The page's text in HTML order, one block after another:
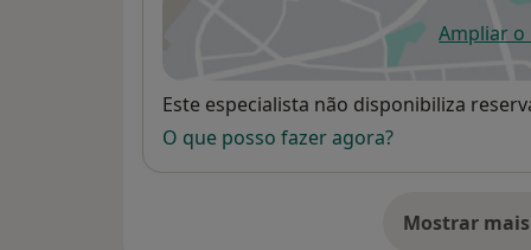
Ampliar o
Disponibilidade
Este especialista não disponibiliza
O que posso fazer agora?
Mostrar